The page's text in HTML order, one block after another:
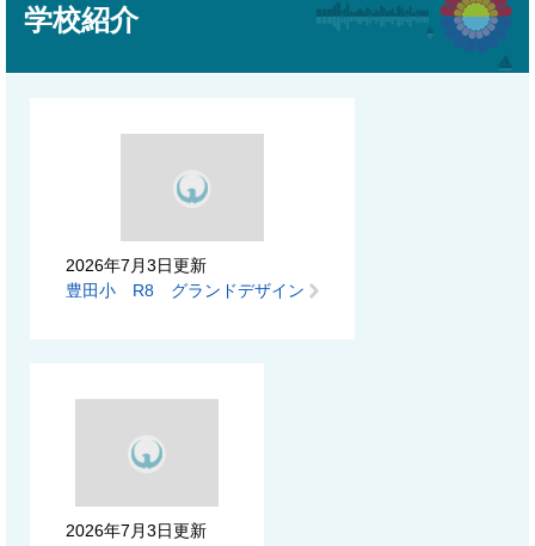
学校紹介
2026年7月3日更新
豊田小 R8 グランドデザイン
2026年7月3日更新